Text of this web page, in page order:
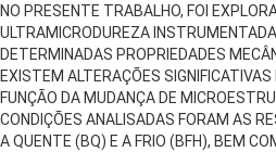
NO PRESENTE TRABALHO, FOI
ULTRAMICRODUREZA
DETERMINADAS PROPRIEDADES
EXISTEM ALTERAÇÕES
FUNÇÃO DA MUDANÇA DE
CONDIÇÕES ANALISADAS FORAM AS
A QUENTE (BQ) E A FRIO (BFH), BEM